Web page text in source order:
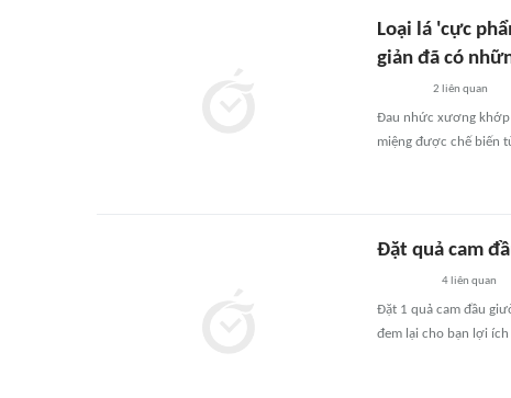
Loại lá 'cực
giản đã có
2 liên quan
Đau nhức xương khớp
miệng được chế biến
Đặt quả cam
4liên quan
Đặt 1 quả cam đầu
đem lại cho bạn lợi